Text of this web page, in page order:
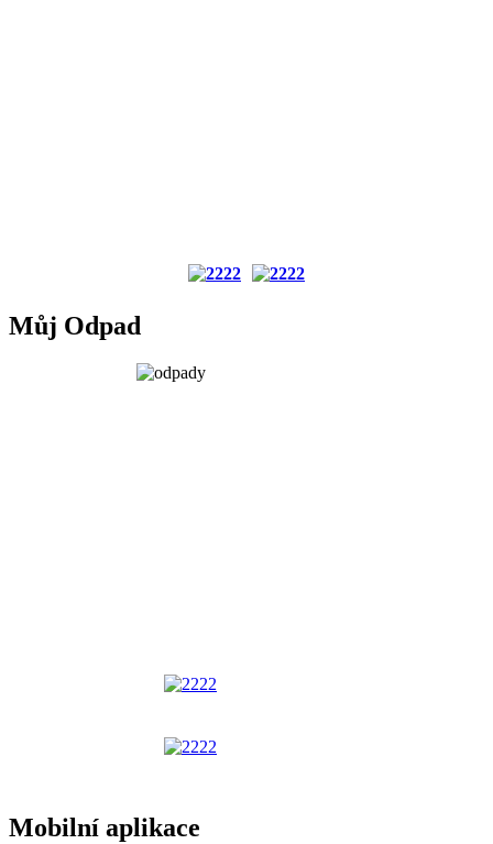
Můj Odpad
Mobilní aplikace